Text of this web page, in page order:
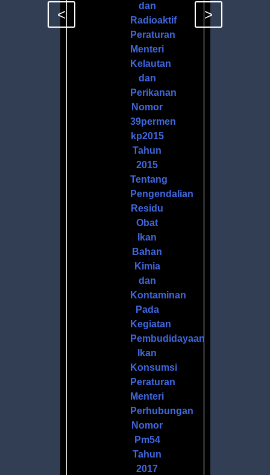
dan
Radioaktif
Peraturan
Menteri
Kelautan
dan
Perikanan
Nomor
39permen
kp2015
Tahun
2015
Tentang
Pengendalian
Residu
Obat
Ikan
Bahan
Kimia
dan
Kontaminan
Pada
Kegiatan
Pembudidayaan
Ikan
Konsumsi
Peraturan
Menteri
Perhubungan
Nomor
Pm54
Tahun
2017
< >